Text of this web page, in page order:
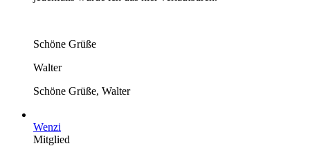
Schöne Grüße
Walter
Schöne Grüße, Walter
Wenzi
Mitglied